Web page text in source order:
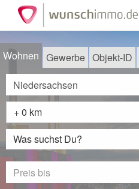
Wohnen Gewerbe Objekt-ID
+ 0 km
Was suchst Du?